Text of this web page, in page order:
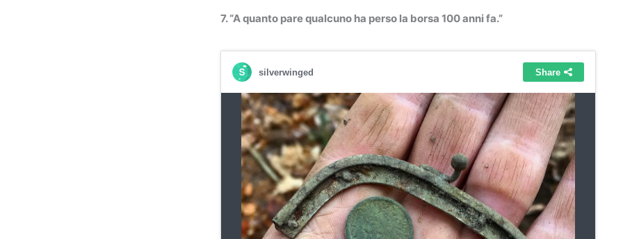
7. “A quanto pare qualcuno ha perso la borsa 100 anni fa.”